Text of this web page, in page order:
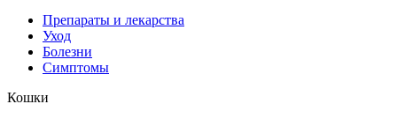
Препараты и лекарства
Уход
Болезни
Симптомы
Кошки